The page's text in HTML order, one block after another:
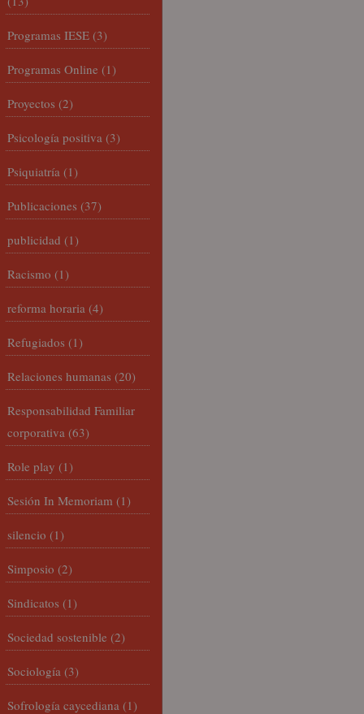
Programas IESE (3)
Programas Online (1)
Proyectos (2)
Psicología positiva (3)
Psiquiatría (1)
Publicaciones (37)
publicidad (1)
Racismo (1)
reforma horaria (4)
Refugiados (1)
Relaciones humanas (20)
Responsabilidad Familiar
corporativa (63)
Role play (1)
Sesión In Memoriam (1)
silencio (1)
Simposio (2)
Sindicatos (1)
Sociedad sostenible (2)
Sociología (3)
Sofrología caycediana (1)